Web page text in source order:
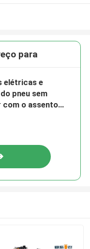
para
elétricas e
pneu sem
com o assento